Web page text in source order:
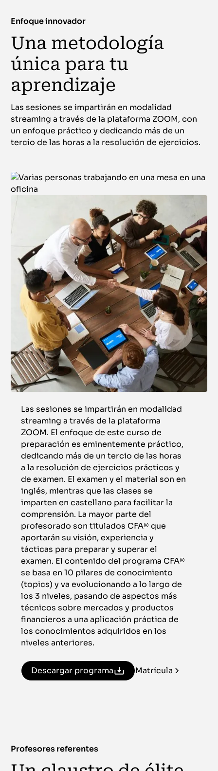
Enfoque innovador
Una metodología
única para tu
aprendizaje
Las sesiones se impartirán en modalidad
streaming a través de la plataforma ZOOM, con
un enfoque práctico y dedicando más de un
tercio de las horas a la resolución de ejercicios.
Las sesiones se impartirán en modalidad
streaming a través de la plataforma
ZOOM. El enfoque de este curso de
preparación es eminentemente práctico,
dedicando más de un tercio de las horas
a la resolución de ejercicios prácticos y
de examen. El examen y el material son en
inglés, mientras que las clases se
imparten en castellano para facilitar la
comprensión. La mayor parte del
profesorado son titulados CFA® que
aportarán su visión, experiencia y
tácticas para preparar y superar el
examen. El contenido del programa CFA®
se basa en 10 pilares de conocimiento
(topics) y va evolucionando a lo largo de
los 3 niveles, pasando de aspectos más
técnicos sobre mercados y productos
financieros a una aplicación práctica de
los conocimientos adquiridos en los
niveles anteriores.
Descargar programa Matrícula
Profesores referentes